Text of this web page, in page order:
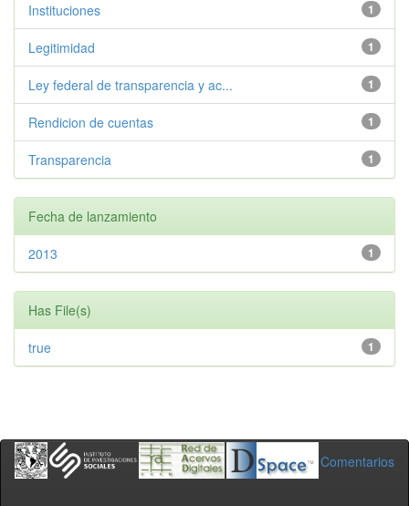
1
Instituciones
1
Legitimidad
1
Ley federal de transparencia y ac...
1
Rendicion de cuentas
1
Transparencia
Fecha de lanzamiento
1
2013
Has File(s)
1
true
Comentarios